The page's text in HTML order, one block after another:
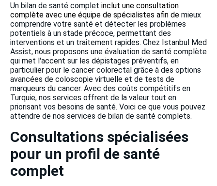
Un bilan de santé complet inclut une consultation
complète avec une équipe de spécialistes afin de mieux
comprendre votre santé et détecter les problèmes
potentiels à un stade précoce, permettant des
interventions et un traitement rapides. Chez Istanbul Med
Assist, nous proposons une évaluation de santé complète
qui met l'accent sur les dépistages préventifs, en
particulier pour le cancer colorectal grâce à des options
avancées de coloscopie virtuelle et de tests de
marqueurs du cancer. Avec des coûts compétitifs en
Turquie, nos services offrent de la valeur tout en
priorisant vos besoins de santé. Voici ce que vous pouvez
attendre de nos services de bilan de santé complets.
Consultations spécialisées
pour un profil de santé
complet